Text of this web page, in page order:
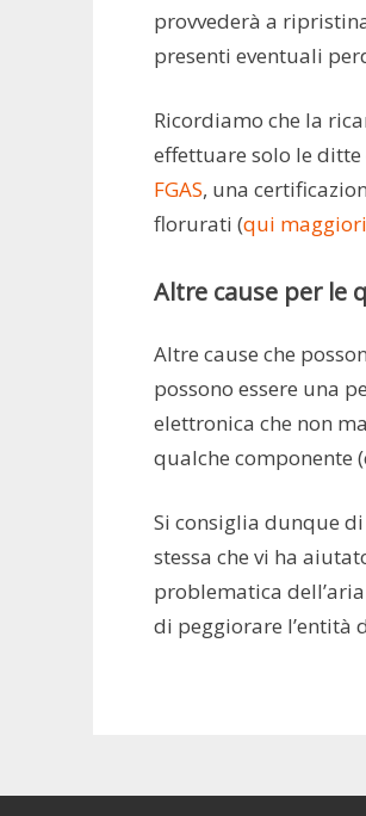
provvederà a
presenti eventuali
Ricordiamo che la
effettuare solo le
FGAS, una
florurati (qui
Altre cause per le
Altre cause che
possono essere una
elettronica che non
qualche componente
Si consiglia dunque
stessa che vi ha
problematica
di peggiorare l’entità